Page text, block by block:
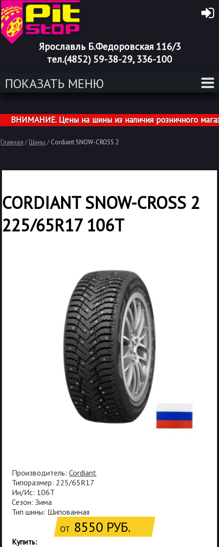
Ярославль Б.Федоровская 116/3
тел.(4852) 59-38-29, 336-100
ПОКАЗАТЬ МЕНЮ
ВНИМАНИЕ. Цены на шины из наличия розничного
Главная / Шины / Cordiant SNOW-CROSS 2
CORDIANT SNOW-CROSS 2
225/65R17 106T
Производитель:Cordiant
Типоразмер: 225/65R17
Ин/Ис: 106T
Сезон: Зима
Тип шины: Шипованная
ОТ 8550 РУБ.
Купить: